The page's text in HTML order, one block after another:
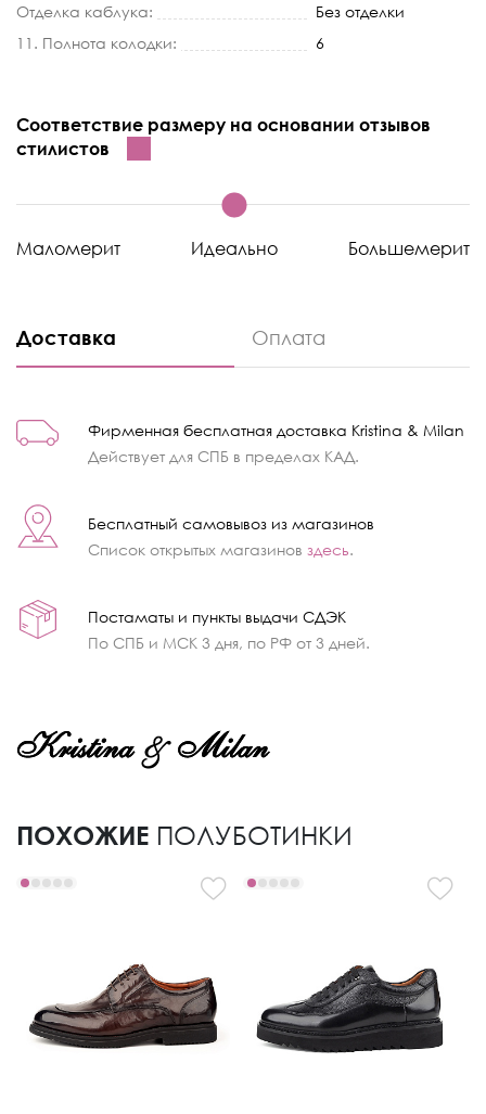
Отделка каблука:
Без отделки
11. Полнота колодки:
6
Соответствие размеру на основании отзывов
стилистов
Маломерит Идеально Большемерит
Доставка Оплата
Фирменная бесплатная доставка Kristina & Milan
Действует для СПБ в пределах КАД.
Бесплатный самовывоз из магазинов
Список открытых магазинов здесь.
Постаматы и пункты выдачи СДЭК
По СПБ и МСК 3 дня, по РФ от 3 дней.
ПОХОЖИЕ ПОЛУБОТИНКИ